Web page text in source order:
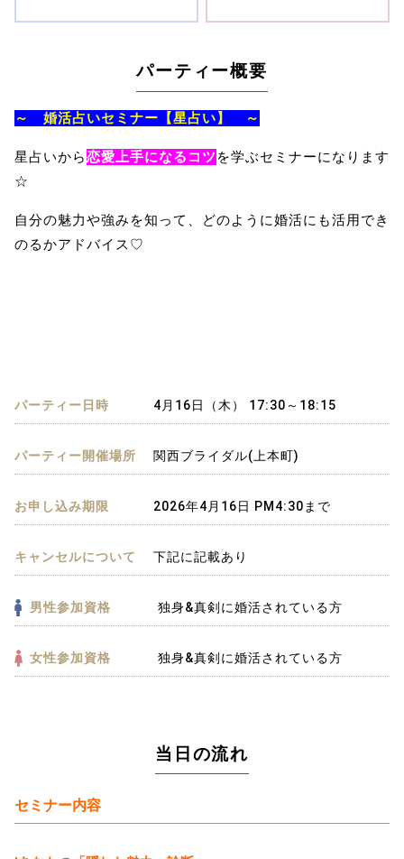
パーティー概要
～ 婚活占いセミナー【星占い】 ～
星占いから恋愛上手になるコツ を学ぶセミナーになります
☆
自分の魅力や強みを知って、どのように婚活にも活用でき
のるかアドバイス♡
パーティー日時 4月16日（木） 17:30～18:15
パーティー開催場所 関西ブライダル(上本町)
お申し込み期限 2026年4月16日 PM4:30まで
キャンセルについて 下記に記載あり
男性参加資格 独身&真剣に婚活されている方
女性参加資格 独身&真剣に婚活されている方
当日の流れ
セミナー内容